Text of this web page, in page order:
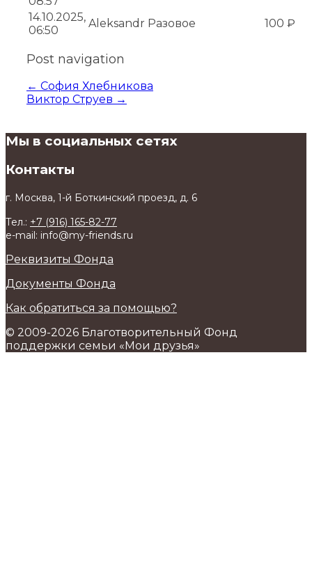
14.10.2025,
06:50
Aleksandr Разовое 100 ₽
Post navigation
← София Хлебникова
Виктор Струев →
Мы в социальных сетях
Контакты
г. Москва, 1-й Боткинский проезд, д. 6
Тел.: +7 (916) 165-82-77
e-mail: info@my-friends.ru
Реквизиты Фонда
Документы Фонда
Как обратиться за помощью?
© 2009-2026 Благотворительный Фонд
поддержки семьи «Мои друзья»